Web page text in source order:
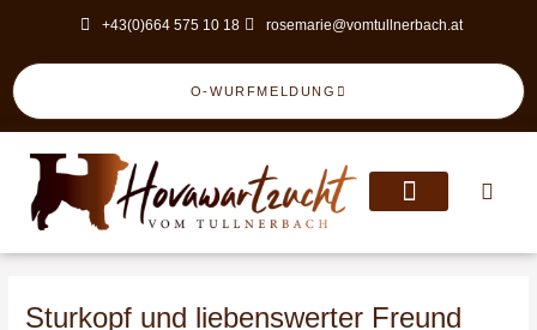
content
+43(0)664 575 10 18 rosemarie@vomtullnerbach.at
O-WURFMELDUNG
Sturkopf und liebenswerter Freund